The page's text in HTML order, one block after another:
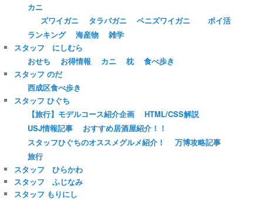
カニ
ズワイガニ
タラバガニ ベニズワイガニ
ポイ活
ランキング
海産物
雑学
スタッフ にしむら
おせち
お得情報 カニ 枕
食べ歩き
スタッフ のだ
西成区食べ歩き
スタッフ ひぐち
【旅行】モデルコース紹介企画
HTML/CSS解説
USJ情報記事
おすすめ居酒屋紹介！！
スタッフひぐちのオススメグルメ紹介！
万博攻略記事
旅行
スタッフ ひらかわ
スタッフ ふじなみ
スタッフ もりにし